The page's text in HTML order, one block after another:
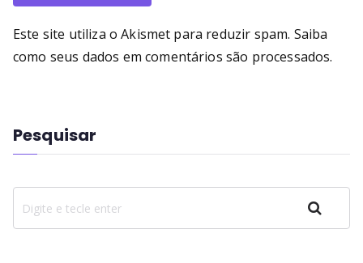
Este site utiliza o Akismet para reduzir spam. Saiba
como seus dados em comentários são processados.
Pesquisar
Pesquisar